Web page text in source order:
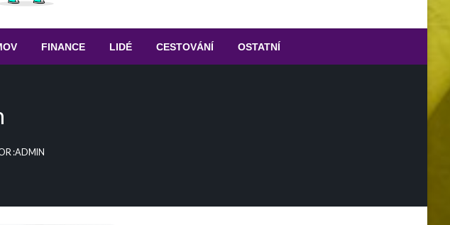
FINANCE LIDÉ CESTOVÁNÍ OSTATNÍ
:ADMIN